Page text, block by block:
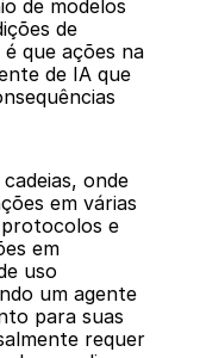
de modelos
de
que ações na
de IA que
onde
em várias
e
em
uso
um agente
para suas
requer